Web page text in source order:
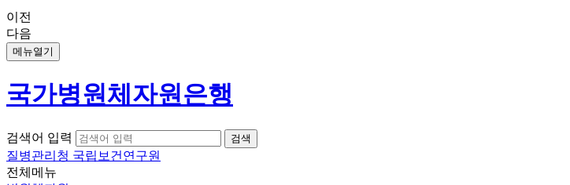
이전
다음
메뉴열기
국가병원체자원은행
검색어 입력
질병관리청 국립보건연구원
전체메뉴